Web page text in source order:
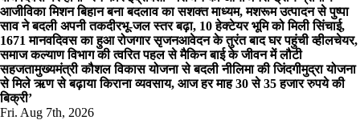
आजीविका मिशन बिहान बना बदलाव का सशक्त माध्यम, मशरूम उत्पादन से पुष्पा
साव ने बदली अपनी तकदीरभू-जल स्तर बढ़ा, 10 हेक्टेयर भूमि को मिली सिंचाई,
1671 मानवदिवस का हुआ रोजगार सृजनआवेदन के तुरंत बाद घर पहुंची व्हीलचेयर,
समाज कल्याण विभाग की त्वरित पहल से मैकिन बाई के जीवन में लौटी
सहजतामुख्यमंत्री कौशल विकास योजना से बदली नीलिमा की जिंदगीमुद्रा योजना
से मिले ऋण से बढ़ाया किराना व्यवसाय, आज हर माह 30 से 35 हजार रुपये की
बिक्री’
Fri. Aug 7th, 2026